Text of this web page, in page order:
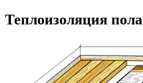
Теплоизоляция пола